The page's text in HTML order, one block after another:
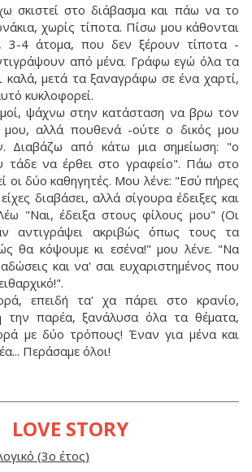
σκιστεί στο διάβασμα και πάω να το
χωρίς τίποτα. Πίσω μου κάθονται
3-4 άτομα, που δεν ξέρουν τίποτα -
από μένα. Γράφω εγώ όλα τα
καλά, μετά τα ξαναγράφω σε ένα χαρτί,
κυκλοφορεί.
ψάχνω στην κατάσταση να βρω τον
μου, αλλά πουθενά -ούτε ο δικός μου
Διαβάζω από κάτω μια σημείωση: "ο
τάδε να έρθει στο γραφείο". Πάω στο
οι δύο καθηγητές. Μου λένε: "Εσύ πήρες
διαβάσει, αλλά σίγουρα έδειξες και
"Ναι, έδειξα στους φίλους μου" (Οι
αντιγράψει ακριβώς όπως τους τα
θα κόψουμε κι εσένα!" μου λένε. "Να
και να' σαι ευχαριστημένος που
επειδή τα' χα πάρει στο κρανίο,
την παρέα, ξανάλυσα όλα τα θέματα,
με δύο τρόπους! Έναν για μένα και
Περάσαμε όλοι!
LOVE STORY
(3ο έτος)